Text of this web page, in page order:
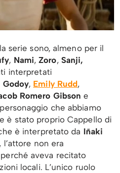
serie sono, almeno per il
, Nami,Zoro, Sanji,
interpretati
Godoy, Emily Rudd,
Romero Gibson e
che abbiamo
è stato proprio Cappello di
è interpretato da Iñaki
l’attore non era
aveva recitato
locali. L’unico ruolo